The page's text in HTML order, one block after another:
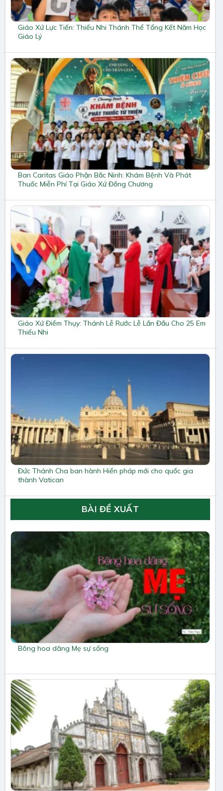
Giáo Xứ Lực Tiến: Thiếu Nhi Thánh Thể Tổng Kết Năm Học
Giáo Lý
Ban Caritas Giáo Phận Bắc Ninh: Khám Bệnh Và Phát
Thuốc Miễn Phí Tại Giáo Xứ Đồng Chương
Giáo Xứ Điềm Thụy: Thánh Lễ Rước Lễ Lần Đầu Cho 25 Em
Thiếu Nhi
Đức Thánh Cha ban hành Hiến pháp mới cho quốc gia
thành Vatican
BÀI ĐỀ XUẤT
Bông hoa dâng Mẹ sự sống